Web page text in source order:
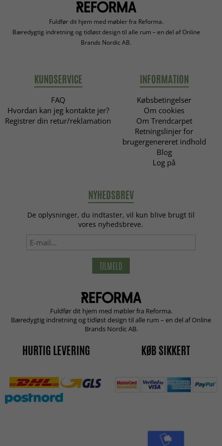
Fuldfør dit hjem med møbler fra Reforma.
Bæredygtig indretning og tidløst design til alle rum – en del af Online
Brands Nordic AB.
KUNDSERVICE
FAQ
Hvordan kan jeg kontakte jer?
Registrer din retur/reklamation
INFORMATION
Købsbetingelser
Om cookies
Om Trendcarpet
Retningslinjer for
brugergenereret indhold
Blog
Log på
NYHEDSBREV
De oplysninger, du indtaster, vil kun blive brugt til
vores nyhedsbreve.
TILMELD
Fuldfør dit hjem med møbler fra Reforma.
Bæredygtig indretning og tidløst design til alle rum – en del af Online
Brands Nordic AB.
HURTIG LEVERING KØB SIKKERT